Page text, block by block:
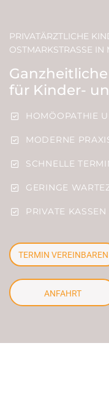
PRIVATÄRZTLICHE
OSTMARKSTRASSE IN
für Kinder-
HOMÖOPATHIE
MODERNE
SCHNELLE
GERINGE
PRIVATE
TERMIN VEREINBAREN
ANFAHRT